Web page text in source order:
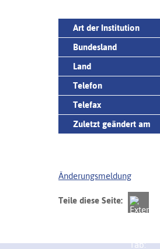
Art der Institution
Bundesland
Land
Telefon
Telefax
Zuletzt geändert am
Änderungsmeldung
Teile diese Seite: